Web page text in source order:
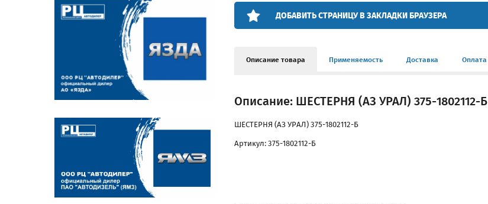
ДОБАВИТЬ СТРАНИЦУ В ЗАКЛАДКИ БРАУЗЕРА
Описание товара Применяемость Доставка Оплата
Описание: ШЕСТЕРНЯ (АЗ УРАЛ) 375-1802112-Б
ШЕСТЕРНЯ (АЗ УРАЛ) 375-1802112-Б
Артикул: 375-1802112-Б